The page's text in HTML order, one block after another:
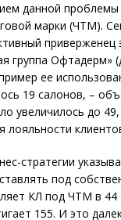
данной проблемы
марки (ЧТМ).
приверженец
группа Офтадерм»
ее
19 салонов, –
увеличилось до
лояльности
стратегии
под
КЛ под ЧТМ в 44
155. И это